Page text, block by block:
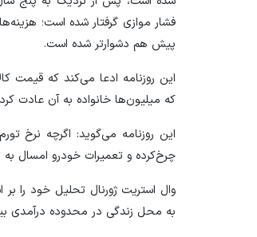
فشار موازی گرفتار شده است؛
پیش هم دشوارتر شده است.
که میلیون‌ها خانواده به آن عادت
چرخ‌کرده و تعمیرات خودرو امسال
وال استریت ژورنال تحلیل خود را
به محل زندگی در محدوده درآمدی بین ۶۶۰۰۰ تا ۲۰۰۰۰۰ دلار در سال قرار